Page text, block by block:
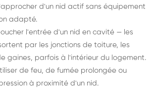
d'un nid actif sans équipement
adapté.
l'entrée d'un nid en cavité — les
par les jonctions de toiture, les
gaines, parfois à l'intérieur du logement.
de feu, de fumée prolongée ou
à proximité d'un nid.